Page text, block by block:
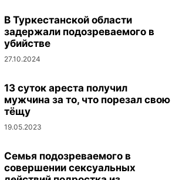
В Туркестанской области
задержали подозреваемого в
убийстве
27.10.2024
13 суток ареста получил
мужчина за то, что порезал свою
тёщу
19.05.2023
Семья подозреваемого в
совершении сексуальных